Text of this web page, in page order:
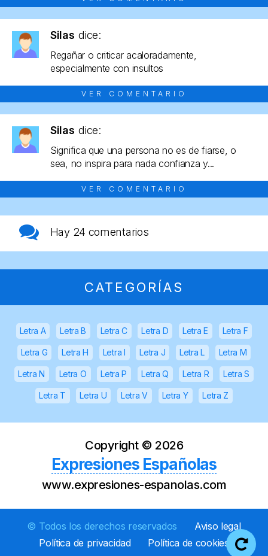
Silas dice:
Regañar o criticar acaloradamente,
especialmente con insultos
VER COMENTARIO
Silas dice:
Significa que una persona no es de fiarse, o
sea, no inspira para nada confianza y...
VER COMENTARIO
Hay 24 comentarios
CATEGORÍAS
Letra A Letra B Letra C Letra D Letra E Letra F
Letra G Letra H Letra I Letra J Letra L Letra M
Letra N Letra O Letra P Letra Q Letra R Letra S
Letra T Letra U Letra V Letra Y Letra Z
Copyright © 2026
Expresiones Españolas
www.expresiones-espanolas.com
© Todos los derechos reservados
Aviso legal
Política de privacidad
Política de cookies